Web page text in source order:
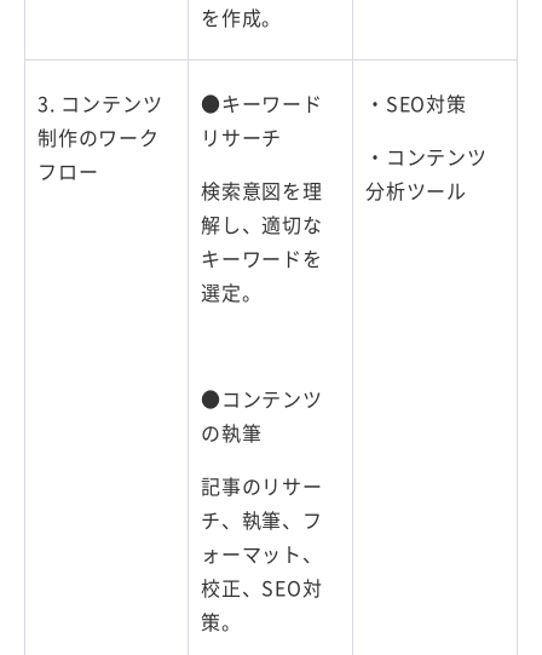
を作成。
3. コンテンツ
制作のワーク
フロー
●キーワード
リサーチ
検索意図を理
解し、適切な
キーワードを
選定。
●コンテンツ
の執筆
記事のリサー
チ、執筆、フ
ォーマット、
校正、SEO対
策。
・SEO対策
・コンテンツ
分析ツール